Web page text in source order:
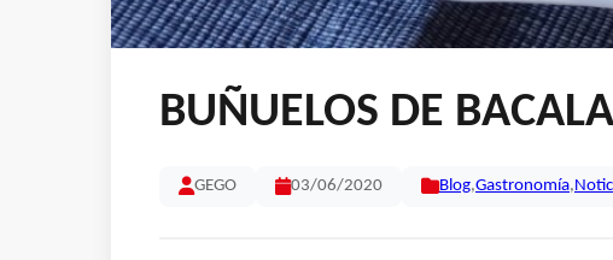
BUÑUELOS DE
GEGO 03/06/2020 Blog,Gastronomía,